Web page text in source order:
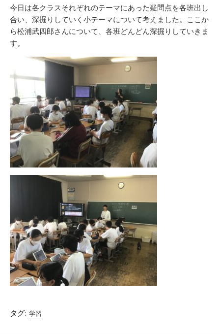
今日は各クラスそれぞれのテーマにあった疑問点を各班出し
合い、深掘りしていく小テーマについて考えました。ここか
ら松浦武四郎さんについて、各班どんどん深掘りしていきま
す。
タグ: 学習